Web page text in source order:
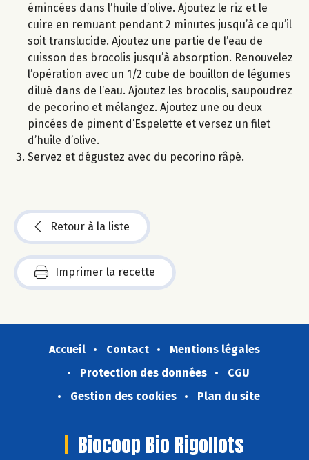
émincées dans l’huile d’olive. Ajoutez le riz et le
cuire en remuant pendant 2 minutes jusqu’à ce qu’il
soit translucide. Ajoutez une partie de l’eau de
cuisson des brocolis jusqu’à absorption. Renouvelez
l’opération avec un 1/2 cube de bouillon de légumes
dilué dans de l’eau. Ajoutez les brocolis, saupoudrez
de pecorino et mélangez. Ajoutez une ou deux
pincées de piment d’Espelette et versez un filet
d’huile d’olive.
Servez et dégustez avec du pecorino râpé.
Retour à la liste
Imprimer la recette
Accueil Contact
Mentions légales
Protection des données
CGU
Gestion des cookies
Plan du site
Biocoop Bio Rigollots